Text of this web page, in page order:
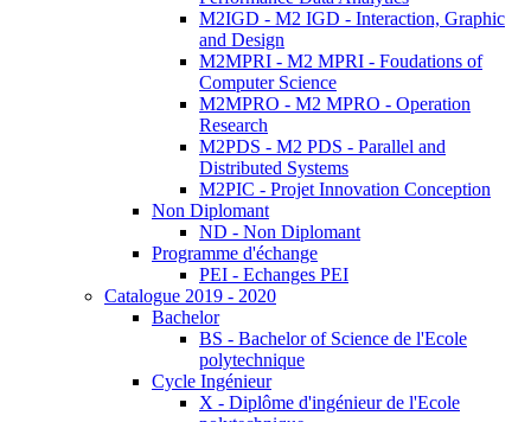
M2IGD - M2 IGD - Interaction, Graphic
and Design
M2MPRI - M2 MPRI - Foudations of
Computer Science
M2MPRO - M2 MPRO - Operation
Research
M2PDS - M2 PDS - Parallel and
Distributed Systems
M2PIC - Projet Innovation Conception
Non Diplomant
ND - Non Diplomant
Programme d'échange
PEI - Echanges PEI
Catalogue 2019 - 2020
Bachelor
BS - Bachelor of Science de l'Ecole
polytechnique
Cycle Ingénieur
X - Diplôme d'ingénieur de l'Ecole